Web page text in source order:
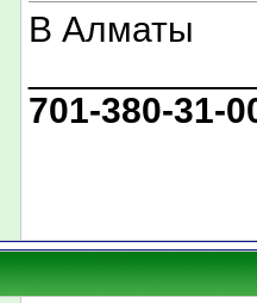
В Алматы
701-380-31-